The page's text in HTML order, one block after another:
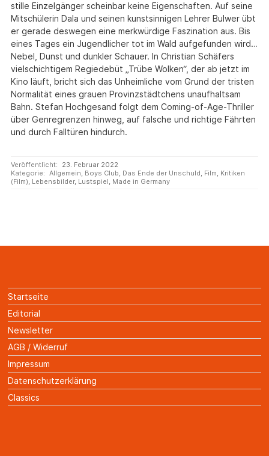
stille Einzelgänger scheinbar keine Eigenschaften. Auf seine
Mitschülerin Dala und seinen kunstsinnigen Lehrer Bulwer übt
er gerade deswegen eine merkwürdige Faszination aus. Bis
eines Tages ein Jugendlicher tot im Wald aufgefunden wird…
Nebel, Dunst und dunkler Schauer. In Christian Schäfers
vielschichtigem Regiedebüt „Trübe Wolken“, der ab jetzt im
Kino läuft, bricht sich das Unheimliche vom Grund der tristen
Normalität eines grauen Provinzstädtchens unaufhaltsam
Bahn. Stefan Hochgesand folgt dem Coming-of-Age-Thriller
über Genregrenzen hinweg, auf falsche und richtige Fährten
und durch Falltüren hindurch.
Veröffentlicht:
23. Februar 2022
Kategorie: Allgemein, Boys Club, Das Ende der Unschuld, Film, Kritiken
(Film), Lebensbilder, Lustspiel, Made in Germany
Startseite
Editorial
Newsletter
AGB / Widerruf
Impressum
Datenschutzerklärung
Classics